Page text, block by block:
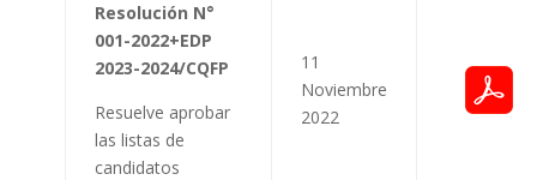
Resolución N°
001-2022+EDP
2023-2024/CQFP
Resuelve aprobar
las listas de
candidatos
11
Noviembre
2022